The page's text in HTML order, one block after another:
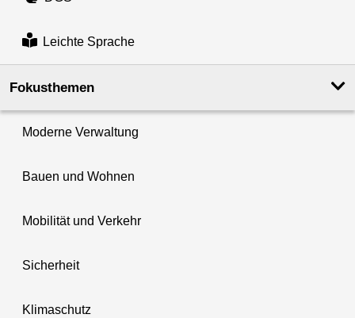
Leichte Sprache
Fokusthemen
Moderne Verwaltung
Bauen und Wohnen
Mobilität und Verkehr
Sicherheit
Klimaschutz